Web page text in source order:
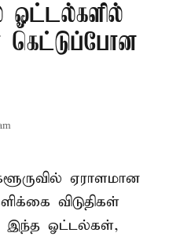
ஓட்டல்களில்
கெட்டுப்போன
ஏராளமான
விடுதிகள்
இந்த ஓட்டல்கள்,